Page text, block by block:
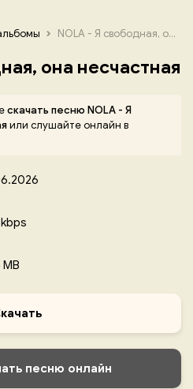
NOLA - Я свободная, она несчастная
она несчастная
скачать песню NOLA - Я
или слушайте онлайн в
MB
песню онлайн